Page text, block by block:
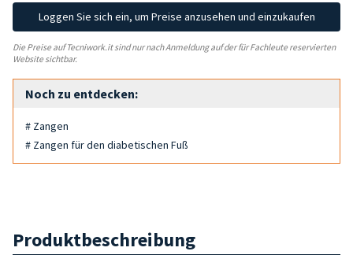
Loggen Sie sich ein, um Preise anzusehen und einzukaufen
Die Preise auf Tecniwork.it sind nur nach Anmeldung auf der für Fachleute reservierten
Website sichtbar.
Noch zu entdecken:
# Zangen
# Zangen für den diabetischen Fuß
Produktbeschreibung